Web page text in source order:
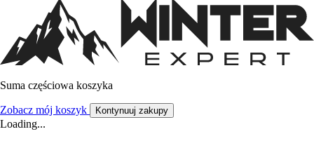
Suma częściowa koszyka
Zobacz mój koszyk Kontynuuj zakupy
Loading...